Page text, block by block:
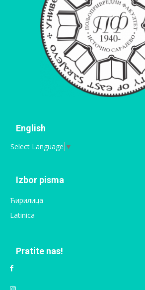
English
Select Language ▼
Izbor pisma
Ћирилица
Latinica
Pratite nas!